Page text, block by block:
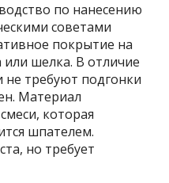
по нанесению
советами
покрытие на
шелка. В отличие
не требуют подгонки
Материал
которая
шпателем.
но требует